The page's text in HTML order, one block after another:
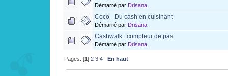
Démarré par Drisana
Coco - Du cash en cuisinant
Démarré par Drisana
Cashwalk : compteur de pas
Démarré par Drisana
Pages: [1]2 3 4 En haut